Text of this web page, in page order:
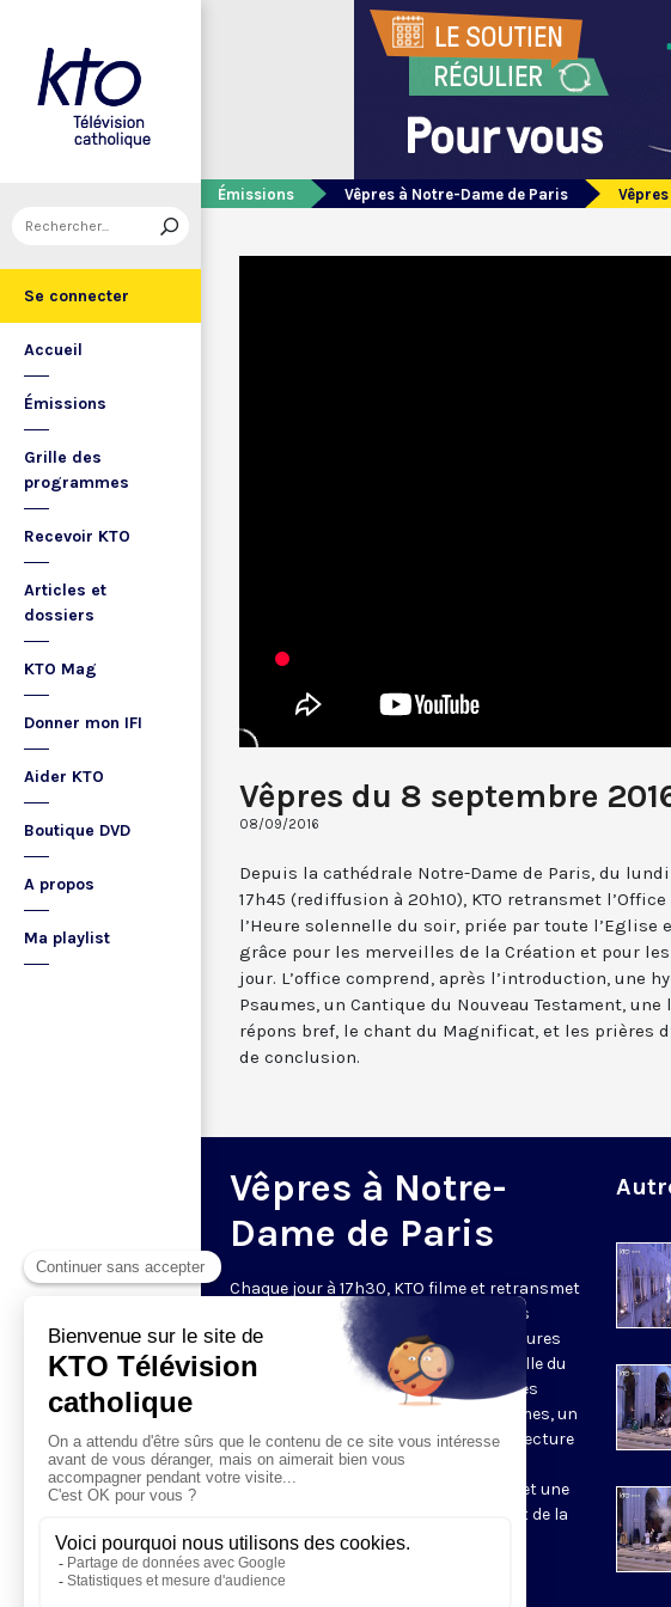
Se connecter
Accueil
Émissions
Grille des
programmes
Recevoir KTO
Articles et
dossiers
KTO Mag
Donner mon IFI
Aider KTO
Boutique DVD
A propos
Ma playlist
Émissions Vêpres à Notre-Dame de Paris
Vêpres du 8 septembre
08/09/2016
Depuis la cathédrale Notre-Dame de Paris, du
17h45 (rediffusion à 20h10), KTO retransmet l’Office
l’Heure solennelle du soir, priée par toute l’Eglise
grâce pour les merveilles de la Création et pour
jour. L’office comprend, après l’introduction, une
Psaumes, un Cantique du Nouveau Testament, une
répons bref, le chant du Magnificat, et les prières
de conclusion.
Vêpres à Notre-
Dame de Paris
Chaque jour à 17h30, KTO filme et retransmet
les Vêpres depuis Notre-Dame de Paris
rouverte. Les Vêpres font partie des Heures
de l’Office divin, c’est la prière solennelle du
soir. L’office de Vêpres comprend, après
l’introduction, une hymne, deux Psaumes, un
Cantique du Nouveau Testament, une lecture
brève, le chant d’actions de grâces du
Magnificat, les prières d’intercession et une
brève oraison. Les textes des Vêpres et de la
messe sont presque toujours ceux
qu’indiquent le site